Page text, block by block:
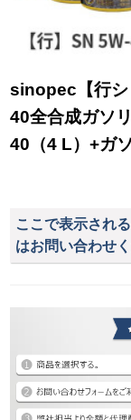
sinopec【行
40全合成ガソ
40（4 L）+ガ
ここで表示され
はお問い合わせく